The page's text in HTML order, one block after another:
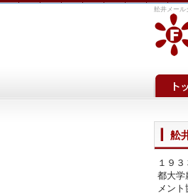
舩井メール
舩
１９
都大学
メン